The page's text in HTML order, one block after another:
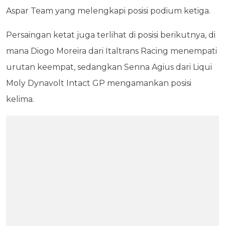
Aspar Team yang melengkapi posisi podium ketiga.
Persaingan ketat juga terlihat di posisi berikutnya, di
mana Diogo Moreira dari Italtrans Racing menempati
urutan keempat, sedangkan Senna Agius dari Liqui
Moly Dynavolt Intact GP mengamankan posisi
kelima.